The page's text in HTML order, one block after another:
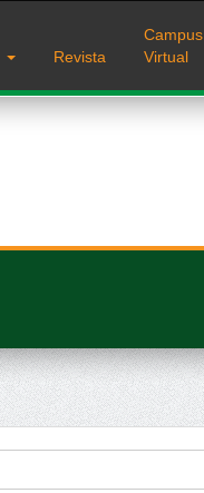
Revista
Campus
Virtual